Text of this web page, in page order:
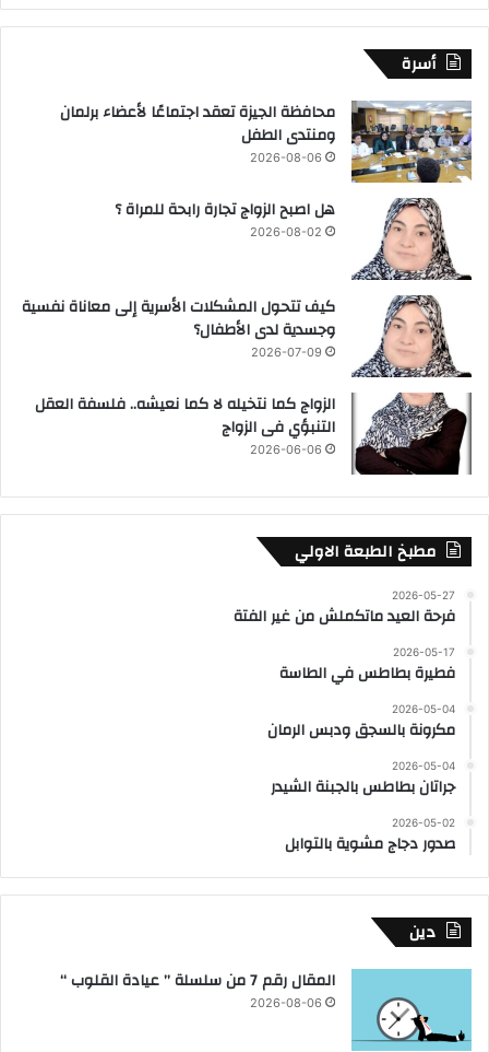
أسرة
محافظة الجيزة تعقد اجتماعًا لأعضاء برلمان
ومنتدى الطفل
2026-08-06
هل اصبح الزواج تجارة رابحة للمراة ؟
2026-08-02
كيف تتحول المشكلات الأسرية إلى معاناة نفسية
وجسدية لدى الأطفال؟
2026-07-09
الزواج كما نتخيله لا كما نعيشه.. فلسفة العقل
التنبؤي فى الزواج
2026-06-06
مطبخ الطبعة الاولي
2026-05-27
فرحة العيد ماتكملش من غير الفتة
2026-05-17
فطيرة بطاطس في الطاسة
2026-05-04
مكرونة بالسجق ودبس الرمان
2026-05-04
جراتان بطاطس بالجبنة الشيدر
2026-05-02
صدور دجاج مشوية بالتوابل
دين
المقال رقم 7 من سلسلة ” عيادة القلوب “
2026-08-06